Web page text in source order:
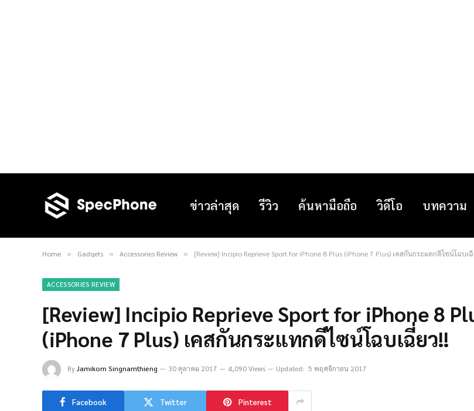
ข่าวล่าสุด รีวิว ค้นหามือถือ วิดีโอ บทความ
Home » Gadgets » Accessories Review » [Review] Incipio Reprieve Sport for iPhone 8 Plus (iPhone 7 Plus) เคสกันกระแทกดีไซน์โฉบเ
ACCESSORIES REVIEW
[Review] Incipio Reprieve Sport for iPhone 8
(iPhone 7 Plus) เคสกันกระแทกดีไซน์โฉบเฉี่ยว!!
ByJamikorn Singnamthieng 30 ตุลาคม 2017 4,090 Views Updated: 5 พฤศจิกายน 2017
Facebook Twitter Pinterest